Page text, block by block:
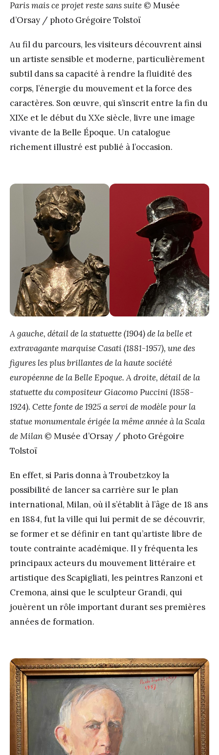
Paris mais ce projet reste sans suite © Musée
d’Orsay / photo Grégoire Tolstoï
Au fil du parcours, les visiteurs découvrent ainsi
un artiste sensible et moderne, particulièrement
subtil dans sa capacité à rendre la fluidité des
corps, l’énergie du mouvement et la force des
caractères. Son œuvre, qui s’inscrit entre la fin du
XIXe et le début du XXe siècle, livre une image
vivante de la Belle Époque. Un catalogue
richement illustré est publié à l’occasion.
A gauche, détail de la statuette (1904) de la belle et
extravagante marquise Casati (1881-1957), une des
figures les plus brillantes de la haute société
européenne de la Belle Epoque. A droite, détail de la
statuette du compositeur Giacomo Puccini (1858-
1924). Cette fonte de 1925 a servi de modèle pour la
statue monumentale érigée la même année à la Scala
de Milan © Musée d’Orsay / photo Grégoire
Tolstoï
En effet, si Paris donna à Troubetzkoy la
possibilité de lancer sa carrière sur le plan
international, Milan, où il s’établit à l’âge de 18 ans
en 1884, fut la ville qui lui permit de se découvrir,
se former et se définir en tant qu’artiste libre de
toute contrainte académique. Il y fréquenta les
principaux acteurs du mouvement littéraire et
artistique des Scapigliati, les peintres Ranzoni et
Cremona, ainsi que le sculpteur Grandi, qui
jouèrent un rôle important durant ses premières
années de formation.